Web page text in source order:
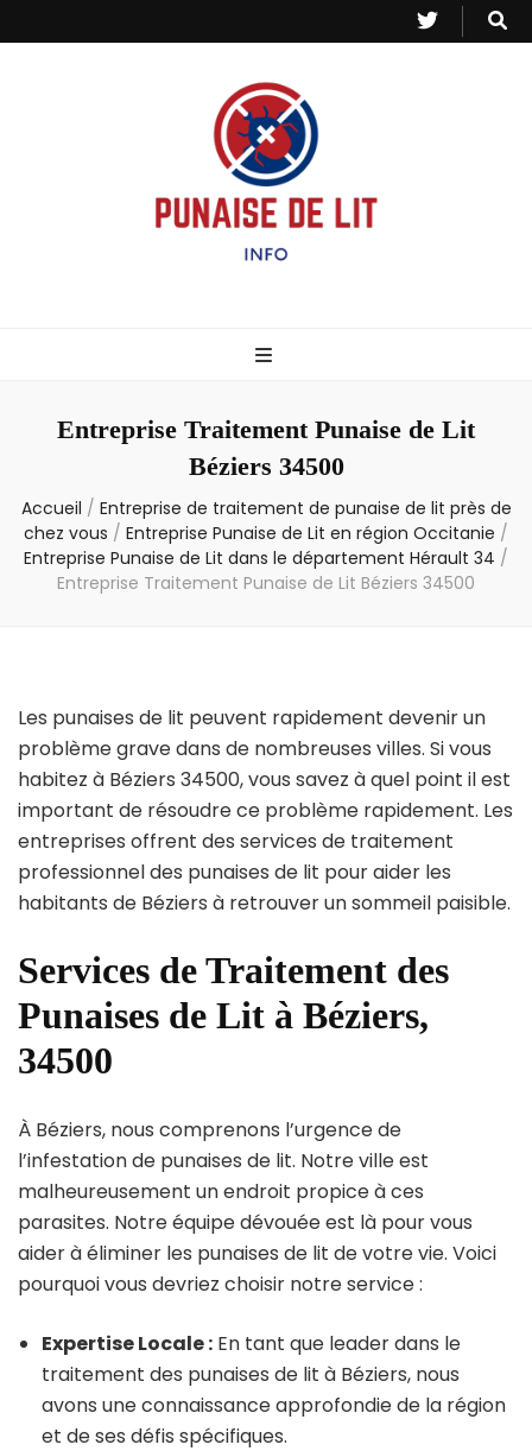
– Info
Entreprise Traitement Punaise de Lit
Béziers 34500
Accueil / Entreprise de traitement de punaise de lit près de
chez vous / Entreprise Punaise de Lit en région Occitanie /
Entreprise Punaise de Lit dans le département Hérault 34 /
Entreprise Traitement Punaise de Lit Béziers 34500
Les punaises de lit peuvent rapidement devenir un
problème grave dans de nombreuses villes. Si vous
habitez à Béziers 34500, vous savez à quel point il est
important de résoudre ce problème rapidement. Les
entreprises offrent des services de traitement
professionnel des punaises de lit pour aider les
habitants de Béziers à retrouver un sommeil paisible.
Services de Traitement des
Punaises de Lit à Béziers,
34500
À Béziers, nous comprenons l’urgence de
l’infestation de punaises de lit. Notre ville est
malheureusement un endroit propice à ces
parasites. Notre équipe dévouée est là pour vous
aider à éliminer les punaises de lit de votre vie. Voici
pourquoi vous devriez choisir notre service :
Expertise Locale : En tant que leader dans le
traitement des punaises de lit à Béziers, nous
avons une connaissance approfondie de la région
et de ses défis spécifiques.